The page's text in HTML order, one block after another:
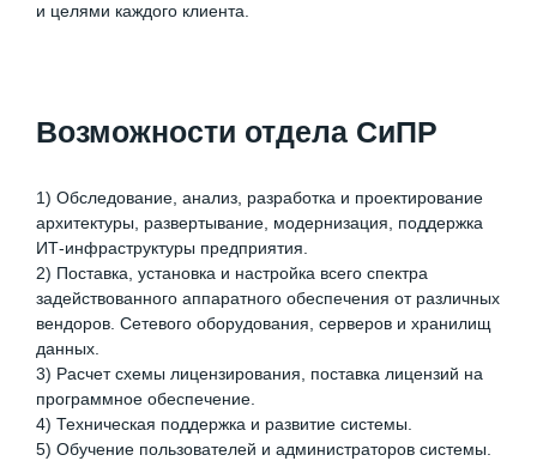
и целями каждого клиента.
Возможности отдела СиПР
1) Обследование, анализ, разработка и проектирование
архитектуры, развертывание, модернизация, поддержка
ИТ-инфраструктуры предприятия.
2) Поставка, установка и настройка всего спектра
задействованного аппаратного обеспечения от различных
вендоров. Сетевого оборудования, серверов и хранилищ
данных.
3) Расчет схемы лицензирования, поставка лицензий на
программное обеспечение.
4) Техническая поддержка и развитие системы.
5) Обучение пользователей и администраторов системы.